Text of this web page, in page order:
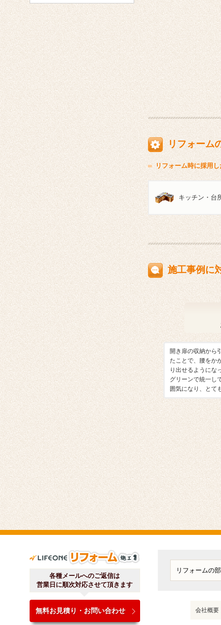
リフォーム
リフォーム時に採用し
キッチン・台
施工事例に
開き扉の収納から
たことで、腰をか
り出せるようにな
グリーンで統一し
囲気になり、とて
各種メールへのご返信は
営業日に順次対応させて頂きます
無料お見積り・お問い合わせ 会社概要